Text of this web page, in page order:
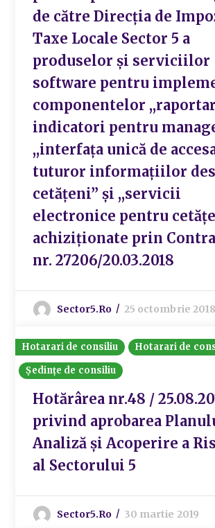
de către Direcția de
Taxe Locale Sector 5 a
produselor și serviciilor
software pentru
componentelor
indicatori pentru
,,interfața unică de
tuturor informațiilor
cetățeni” și ,,servicii
electronice pentru
achiziționate prin
nr. 27206/20.03.2018
Sector5.ro 25 octombrie 2018
Hotarari de consiliu
Hotarari de
Ședințe de consiliu
Hotărârea nr.48 /
privind aprobarea
Analiză și Acoperire a
al Sectorului 5
Sector5.ro 30 martie 2019